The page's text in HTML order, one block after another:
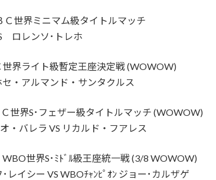
世界ミニマム級タイトルマッチ
レンソ･トレホ
界ライト級暫定王座決定戦 (WOWOW)
アルマンド・サンタクルス
世界S･フェザー級タイトルマッチ (WOWOW)
・バレラ VS リカルド・フアレス
世界S･ﾐﾄﾞﾙ級王座統一戦 (3/8 WOWOW)
レイシー VS WBOﾁｬﾝﾋﾟｵﾝ ジョー･カルザゲ